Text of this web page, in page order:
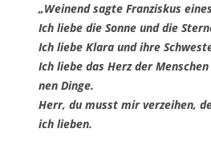
„Wei­nend sag­te Fran­zis­kus
Ich lie­be die Son­ne und die
Ich lie­be Kla­ra und ihre
Ich lie­be das Herz der
nen Dinge.
Herr, du musst mir ver­zei­hen,
ich lieben.